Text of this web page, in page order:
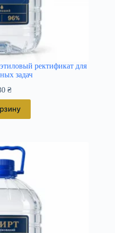
ректификат для
задач
₴